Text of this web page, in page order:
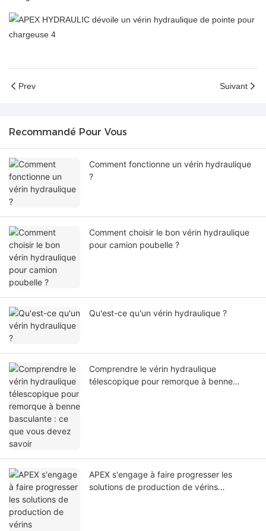
Prev Suivant
Recommandé Pour Vous
Comment fonctionne un vérin hydraulique
?
Comment choisir le bon vérin hydraulique
pour camion poubelle ?
Qu'est-ce qu'un vérin hydraulique ?
Comprendre le vérin hydraulique
télescopique pour remorque à benne
APEX s'engage à faire progresser les
solutions de production de vérins